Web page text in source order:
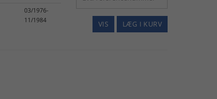
03/1976-
11/1984
LÆG I KURV
VIS